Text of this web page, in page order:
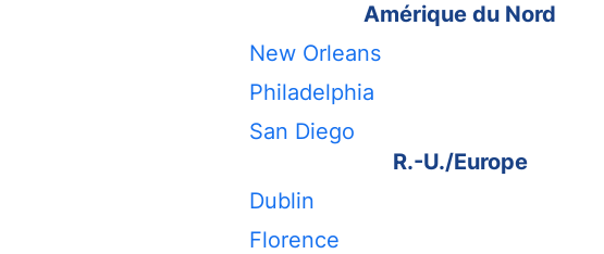
Amérique du Nord
New Orleans
Philadelphia
San Diego
R.-U./Europe
Dublin
Florence